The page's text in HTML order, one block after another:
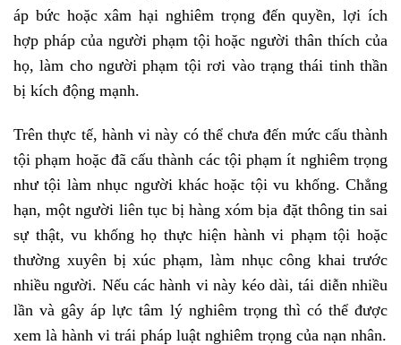
áp bức hoặc xâm hại nghiêm trọng đến quyền, lợi ích
hợp pháp của người phạm tội hoặc người thân thích của
họ, làm cho người phạm tội rơi vào trạng thái tinh thần
bị kích động mạnh.
Trên thực tế, hành vi này có thể chưa đến mức cấu thành
tội phạm hoặc đã cấu thành các tội phạm ít nghiêm trọng
như tội làm nhục người khác hoặc tội vu khống. Chẳng
hạn, một người liên tục bị hàng xóm bịa đặt thông tin sai
sự thật, vu khống họ thực hiện hành vi phạm tội hoặc
thường xuyên bị xúc phạm, làm nhục công khai trước
nhiều người. Nếu các hành vi này kéo dài, tái diễn nhiều
lần và gây áp lực tâm lý nghiêm trọng thì có thể được
xem là hành vi trái pháp luật nghiêm trọng của nạn nhân.